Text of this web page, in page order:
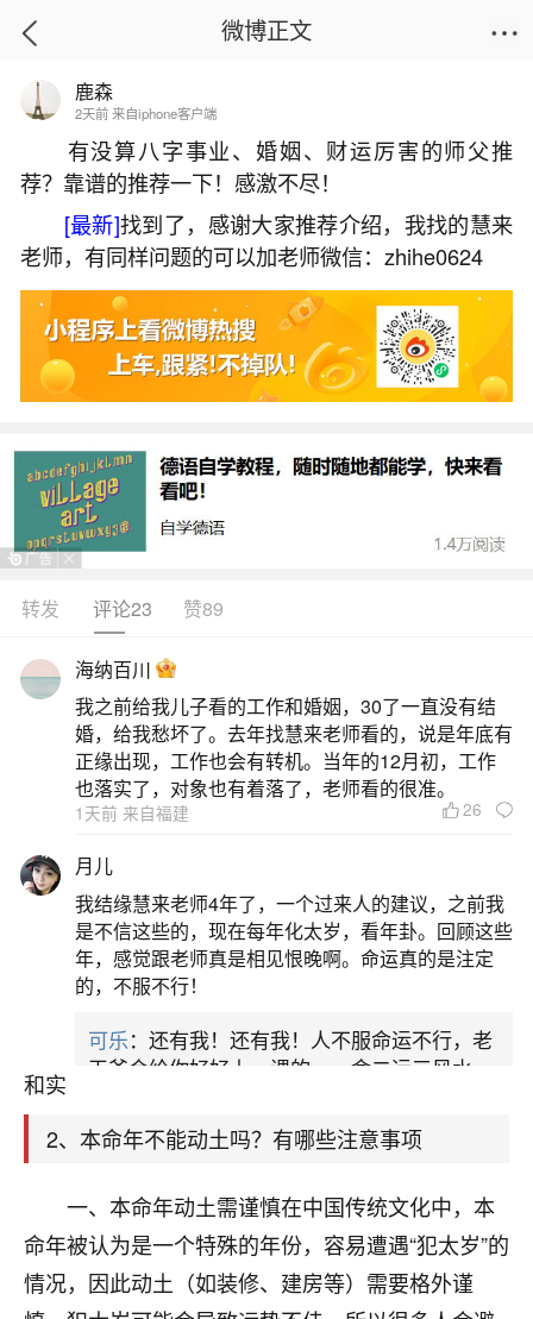
首页
本命年有啥讲究和忌讳装修房子？
2026-07-06 18:15:53 20 7 赞
生活中像本命年有啥讲究和忌讳装修房子？都
是很常见的问题，但是小问题不注意可能会引起大
麻烦，下面就这个问题给大家做一些解读：
1、本命年装修房子好吗
比如不要在本命年装修卫生间，因为卫生间和
厨房都是家居中“脏污”最多的地方，如果在本命年装
修这些地方，会加重本命年所带来的不利因素。同
时，也不要在本命年装修房门，因为房门是人们与
外界交流的通道，如果在本命年改变这个通道，也
会影响家庭的气场和运势。综上所述，在本命年装
修房子是否好，这需要每个人自己根据自己的信仰
和实
2、本命年不能动土吗？有哪些注意事项
一、本命年动土需谨慎在中国传统文化中，本
命年被认为是一个特殊的年份，容易遭遇“犯太岁”的
情况，因此动土（如装修、建房等）需要格外谨
微博正文
鹿森
2天前 来自iphone客户端
有没算八字事业、婚姻、财运厉害的师父推
荐？靠谱的推荐一下！感激不尽！
[最新]找到了，感谢大家推荐介绍，我找的慧来
老师，有同样问题的可以加老师微信：zhihe0624
转发 评论23 赞89
海纳百川
我之前给我儿子看的工作和婚姻，30了一直没有结
婚，给我愁坏了。去年找慧来老师看的，说是年底有
正缘出现，工作也会有转机。当年的12月初，工作
也落实了，对象也有着落了，老师看的很准。
1天前 来自福建 26
月儿
我结缘慧来老师4年了，一个过来人的建议，之前我
是不信这些的，现在每年化太岁，看年卦。回顾这些
年，感觉跟老师真是相见恨晚啊。命运真的是注定
的，不服不行！
可乐：还有我！还有我！人不服命运不行，老
天爷会给你好好上一课的。一命二运三风水，
平安是福：我也是每年找老师化太岁，看年
卦，认识老师3年了，都是缘分啊！
17分钟前 来自湖北 19
心若莲花
我是做餐饮的，这两年，生意屡屡受挫，店开一家关